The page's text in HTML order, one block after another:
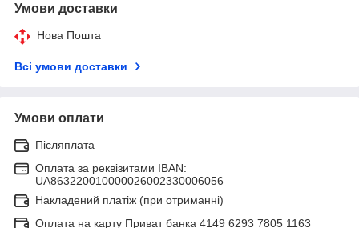
Умови доставки
Нова Пошта
Всі умови доставки
Умови оплати
Післяплата
Оплата за реквізитами IBAN:
UA863220010000026002330006056
Накладений платіж (при отриманні)
Оплата на карту Приват банка 4149 6293 7805 1163